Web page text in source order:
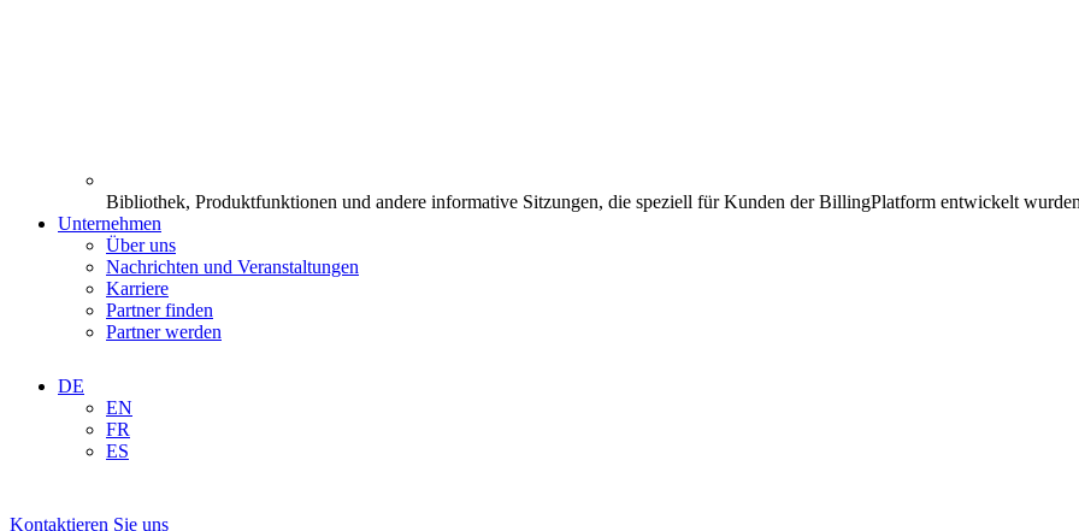
Bibliothek, Produktfunktionen und andere informative Sitzungen, die speziell für Kunden der BillingPlatform entwickelt
Unternehmen
Über uns
Nachrichten und Veranstaltungen
Karriere
Partner finden
Partner werden
DE
EN
FR
ES
Kontaktieren Sie uns